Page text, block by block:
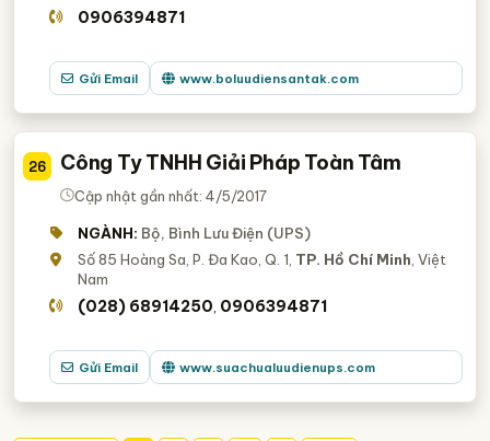
0906394871
Gửi Email www.boluudiensantak.com
26 Công Ty TNHH Giải Pháp Toàn Tâm
Cập nhật gần nhất: 4/5/2017
NGÀNH: Bộ, Bình Lưu Điện (UPS)
Số 85 Hoàng Sa, P. Đa Kao, Q. 1, TP. Hồ Chí Minh, Việt
Nam
(028) 68914250, 0906394871
Gửi Email www.suachualuudienups.com